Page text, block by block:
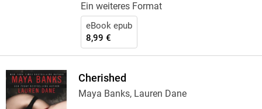
Ein weiteres Format
eBook epub
8,99 €
Cherished
Maya Banks, Lauren Dane